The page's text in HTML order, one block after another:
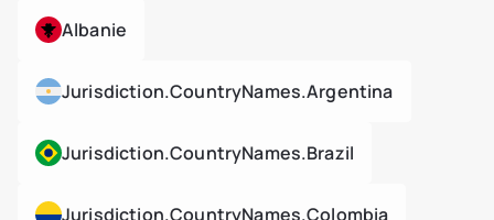
Albanie
Jurisdiction.countryNames.argentina
Jurisdiction.countryNames.brazil
Jurisdiction.countryNames.colombia